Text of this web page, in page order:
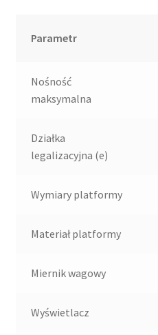
Parametr
Nośność
maksymalna
Działka
legalizacyjna (e)
Wymiary platformy
Materiał platformy
Miernik wagowy
Wyświetlacz